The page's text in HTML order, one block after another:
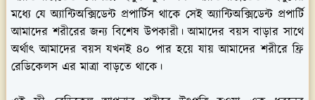
মধ্যে যে অ্যান্টিঅক্সিডেন্ট প্রপার্টিস থাকে সেই অ্যান্টিঅক্সিডেন্ট প্রপার্টি
আমাদের শরীরের জন্য বিশেষ উপকারী। আমাদের বয়স বাড়ার সাথে
অর্থাৎ আমাদের বয়স যখনই ৪০ পার হয়ে যায় আমাদের শরীরে ফ্রি
রেডিকেলস এর মাত্রা বাড়তে থাকে।